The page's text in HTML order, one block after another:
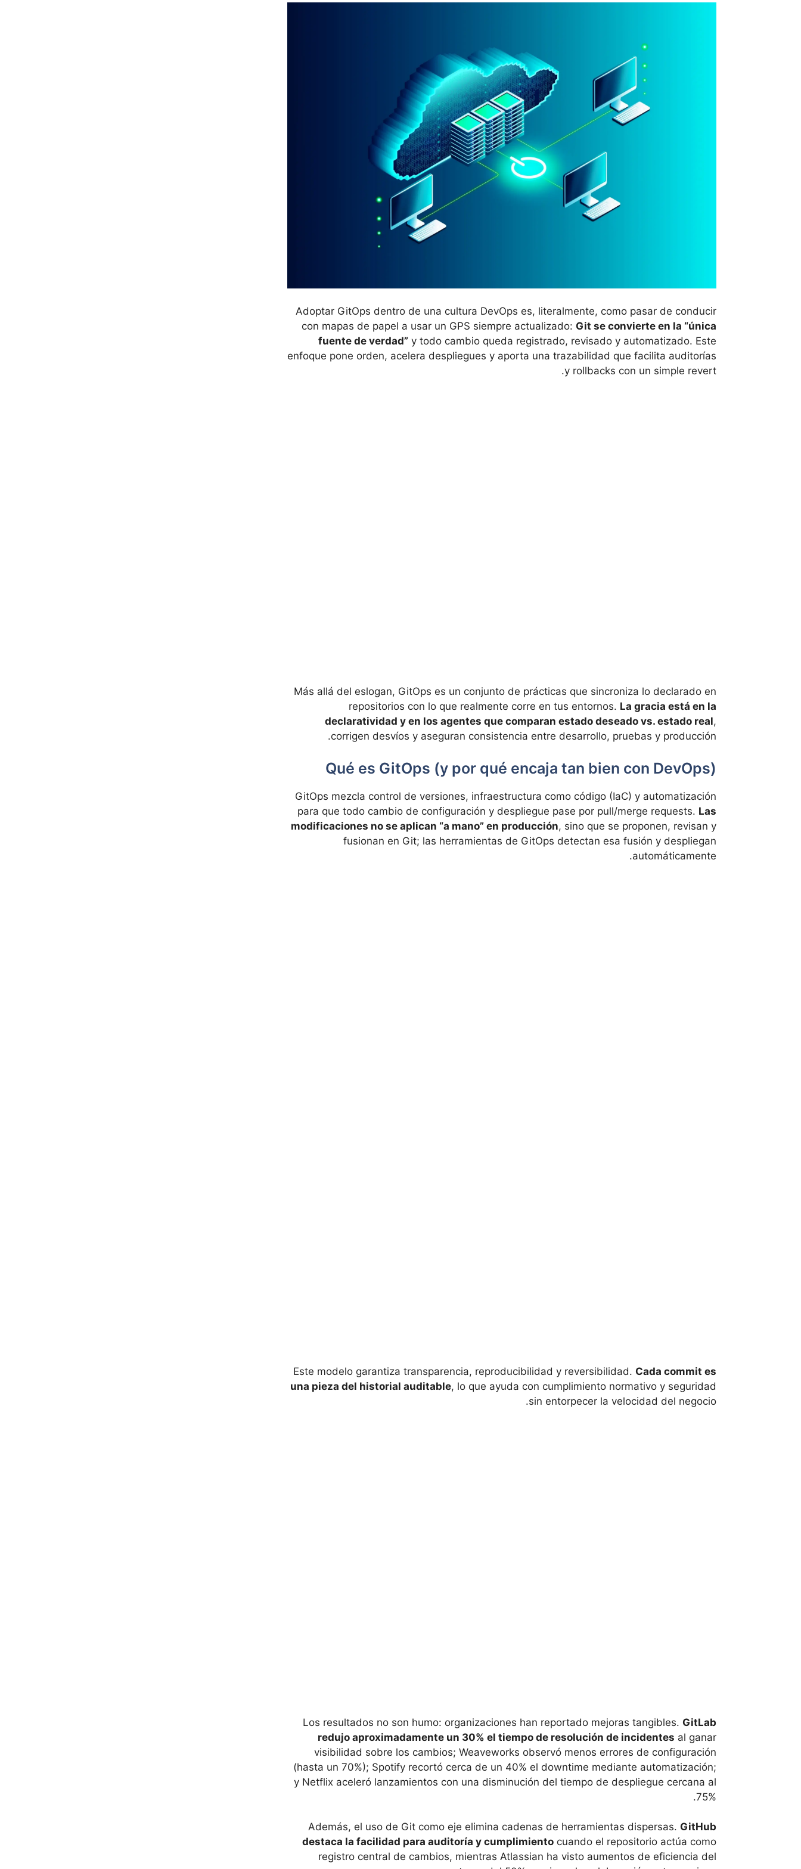
Adoptar GitOps dentro de una cultura DevOps es, literalmente, como pasar de conducir
con mapas de papel a usar un GPS siempre actualizado: Git se convierte en la “única
fuente de verdad” y todo cambio queda registrado, revisado y automatizado. Este
enfoque pone orden, acelera despliegues y aporta una trazabilidad que facilita auditorías
y rollbacks con un simple revert.
Más allá del eslogan, GitOps es un conjunto de prácticas que sincroniza lo declarado en
repositorios con lo que realmente corre en tus entornos. La gracia está en la
declaratividad y en los agentes que comparan estado deseado vs. estado real,
corrigen desvíos y aseguran consistencia entre desarrollo, pruebas y producción.
Qué es GitOps (y por qué encaja tan bien con DevOps)
GitOps mezcla control de versiones, infraestructura como código (IaC) y automatización
para que todo cambio de configuración y despliegue pase por pull/merge requests. Las
modificaciones no se aplican “a mano” en producción, sino que se proponen, revisan y
fusionan en Git; las herramientas de GitOps detectan esa fusión y despliegan
automáticamente.
Este modelo garantiza transparencia, reproducibilidad y reversibilidad. Cada commit es
una pieza del historial auditable, lo que ayuda con cumplimiento normativo y seguridad
sin entorpecer la velocidad del negocio.
Los resultados no son humo: organizaciones han reportado mejoras tangibles. GitLab
redujo aproximadamente un 30% el tiempo de resolución de incidentes al ganar
visibilidad sobre los cambios; Weaveworks observó menos errores de configuración
(hasta un 70%); Spotify recortó cerca de un 40% el downtime mediante automatización;
y Netflix aceleró lanzamientos con una disminución del tiempo de despliegue cercana al
75%.
Además, el uso de Git como eje elimina cadenas de herramientas dispersas. GitHub
destaca la facilidad para auditoría y cumplimiento cuando el repositorio actúa como
registro central de cambios, mientras Atlassian ha visto aumentos de eficiencia del